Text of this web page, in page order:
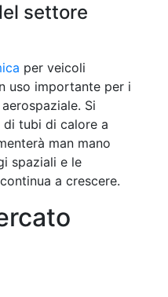
settore
per veicoli
uso importante per i
Si
di tubi di calore a
man mano
spaziali e le
a crescere.